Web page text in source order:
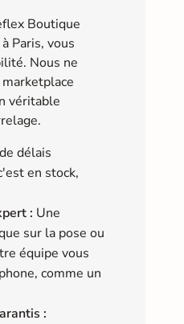
Boutique
Paris, vous
Nous ne
véritable
délais
en stock,
: Une
sur la pose ou
équipe vous
comme un
: